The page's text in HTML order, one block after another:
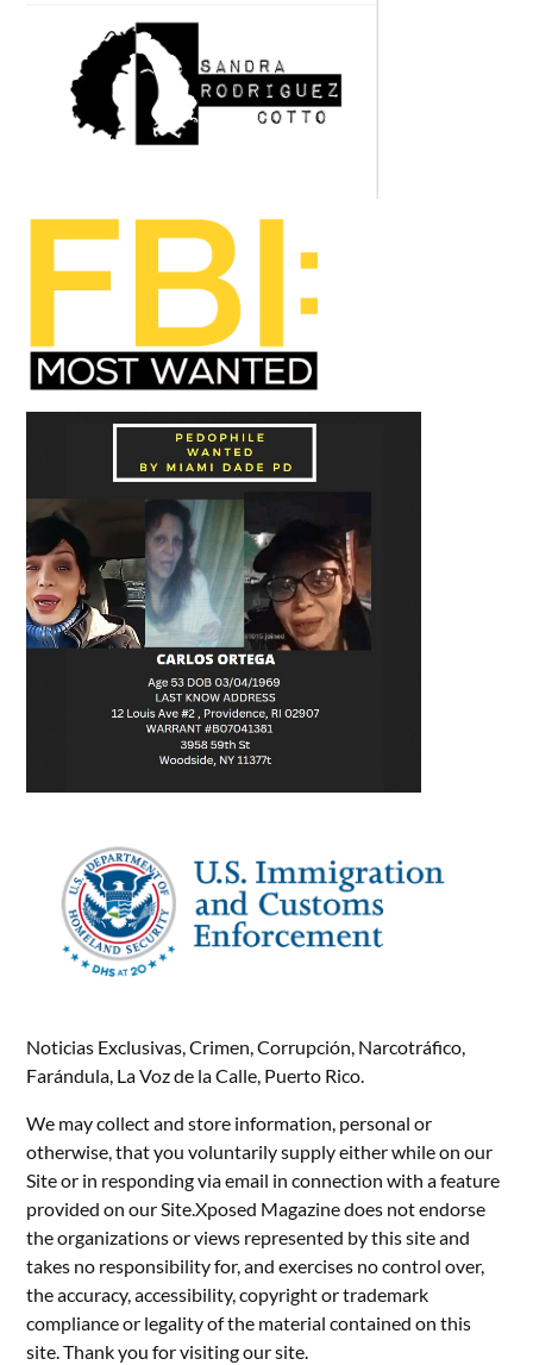
Noticias Exclusivas, Crimen, Corrupción, Narcotráfico,
Farándula, La Voz de la Calle, Puerto Rico.
We may collect and store information, personal or
otherwise, that you voluntarily supply either while on our
Site or in responding via email in connection with a feature
provided on our Site.Xposed Magazine does not endorse
the organizations or views represented by this site and
takes no responsibility for, and exercises no control over,
the accuracy, accessibility, copyright or trademark
compliance or legality of the material contained on this
site. Thank you for visiting our site.